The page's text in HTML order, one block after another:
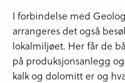
I forbindelse med
arrangeres det også
lokalmiljøet. Her får de
på produksjonsanlegg
kalk og dolomitt er og